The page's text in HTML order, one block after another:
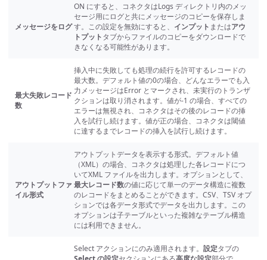
メッセージをログ
ON にすると、コネクタはLogs ディレクトリ内のメッ
セージ用にログと共にメッセージのコピーを保存しま
す。この設定を無効にすると、 インプット またはアウ
トプットタブからファイルのコピーをダウンロードで
きなくなる可能性があります。
最大失敗レコード
数
挿入中に失敗しても処理の続行を許可するレコードの
最大数。デフォルト値の0の場合、どんなエラーでも入
力メッセージはError とマークされ、未実行のトランザ
クションは取り消されます。値が-1 の場合、すべての
エラーは無視され、コネクタはその後のレコードの挿
入を試行し続けます。値が正の場合、コネクタは閾値
に達するまでレコードの挿入を試行し続けます。
アウトプットファ
イル形式
アウトプットデータを表示する形式。デフォルト値
（XML）の場合、コネクタは処理した各レコードにつ
いてXML ファイルを出力します。オプションとして、
最大レコード数の値に応じて単一のデータ構造に複数
のレコードをまとめることができます。CSV、TSV オプ
ションでは各データ形式でデータを出力します。この
オプションは子テーブルといった複雑なテーブル構造
には利用できません。
Select アクションにのみ適用されます。 設定タブの